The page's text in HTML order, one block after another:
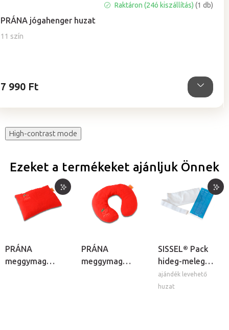
PRÁNA jógahenger huzat
11 szín
termék
átlagos
értékelése
Raktáron (24ó kiszállítás)(1 db)
7 990 Ft
High-contrast mode
Ezeket a termékeket ajánljuk Önnek
PRÁNA
meggymag
PRÁNA
meggymag
SISSEL® Pack
hideg-meleg
zselés borogatás
ajándék levehető
huzat